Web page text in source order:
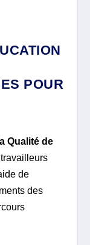
POUR
Qualité de
de
des